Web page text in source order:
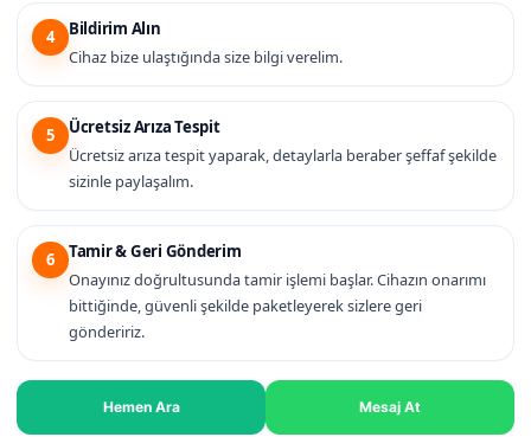
4
Bildirim Alın
Cihaz bize ulaştığında size bilgi verelim.
5
Ücretsiz Arıza Tespit
Ücretsiz arıza tespit yaparak, detaylarla beraber şeffaf şekilde
sizinle paylaşalım.
6
Tamir & Geri Gönderim
Onayınız doğrultusunda tamir işlemi başlar. Cihazın onarımı
bittiğinde, güvenli şekilde paketleyerek sizlere geri
göndeririz.
Hemen Ara Mesaj At